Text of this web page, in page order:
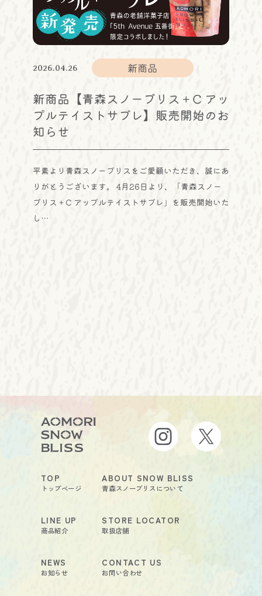
2026.04.26 新商品
新商品【青森スノーブリス＋C アッ
プルテイストサブレ】販売開始のお
知らせ
平素より青森スノーブリスをご愛顧いただき、誠にあ
りがとうございます。 4月26日より、「青森スノー
ブリス＋C アップルテイストサブレ」を販売開始いた
し…
TOP
トップページ
LINE UP
商品紹介
NEWS
お知らせ
ABOUT SNOW BLISS
青森スノーブリスについて
STORE LOCATOR
取扱店舗
CONTACT US
お問い合わせ